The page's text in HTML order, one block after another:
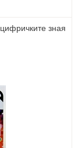
зная